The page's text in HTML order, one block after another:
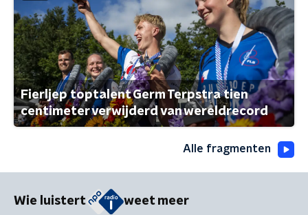
Fierljep toptalent Germ Terpstra tien
centimeter verwijderd van wereldrecord
Alle fragmenten
Wie luistert weet meer